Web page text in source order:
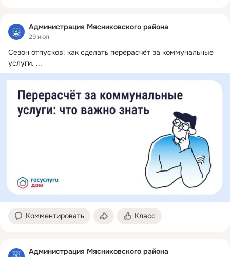
Администрация Мясниковского района
29 июл
Сезон отпусков: как сделать перерасчёт за коммунальные
услуги. ...
Комментировать Класс
Администрация Мясниковского района